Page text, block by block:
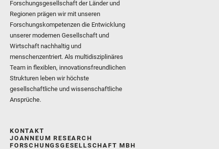
Forschungsgesellschaft der Länder und
Regionen prägen wir mit unseren
Forschungskompetenzen die Entwicklung
unserer modernen Gesellschaft und
Wirtschaft nachhaltig und
menschenzentriert. Als multidisziplinäres
Team in flexiblen, innovationsfreundlichen
Strukturen leben wir höchste
gesellschaftliche und wissenschaftliche
Ansprüche.
KONTAKT
JOANNEUM RESEARCH
FORSCHUNGSGESELLSCHAFT MBH